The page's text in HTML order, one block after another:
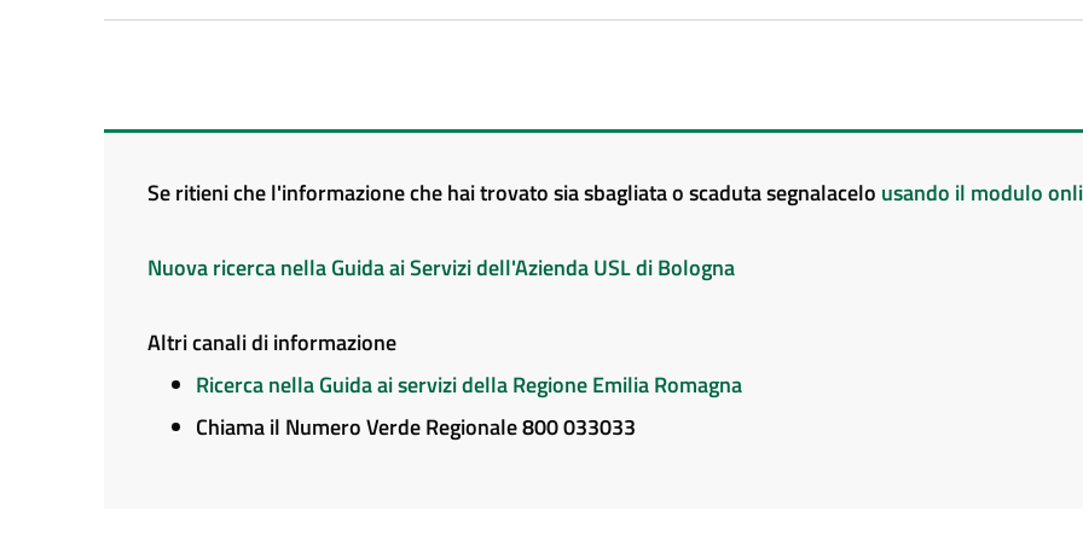
Se ritieni che l'informazione che hai trovato sia sbagliata o scaduta segnalacelo usando il modulo
Nuova ricerca nella Guida ai Servizi dell'Azienda USL di Bologna
Altri canali di informazione
Ricerca nella Guida ai servizi della Regione Emilia Romagna
Chiama il Numero Verde Regionale 800 033033